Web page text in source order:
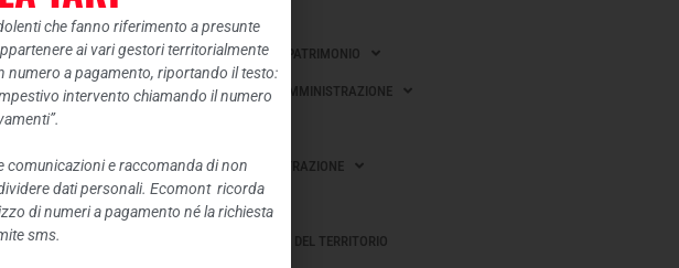
BENI IMMOBILI E GESTIONE PATRIMONIO
CONTROLLI E RILIEVI SULL’AMMINISTRAZIONE
PAGAMENTI DELL’AMMINISTRAZIONE
OPERE PUBBLICHE
PIANIFICAZIONE E GOVERNO DEL TERRITORIO
che fanno riferimento a presunte
ai vari gestori territorialmente
numero a pagamento, riportando il testo:
intervento chiamando il numero
comunicazioni e raccomanda di non
dati personali. Ecomont ricorda
di numeri a pagamento né la richiesta
sms.